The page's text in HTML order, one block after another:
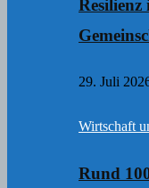
Resilienz
29. Juli
Wirtschaft
Rund